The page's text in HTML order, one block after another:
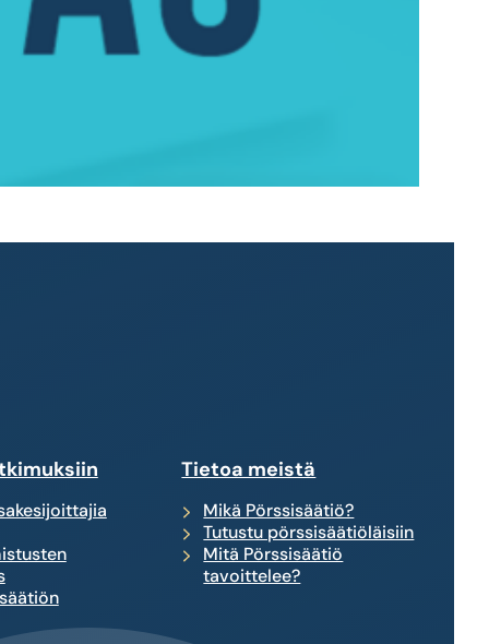
Tietoa meistä
Mikä Pörssisäätiö?
Tutustu pörssisäätiöläisiin
Mitä Pörssisäätiö
tavoittelee?